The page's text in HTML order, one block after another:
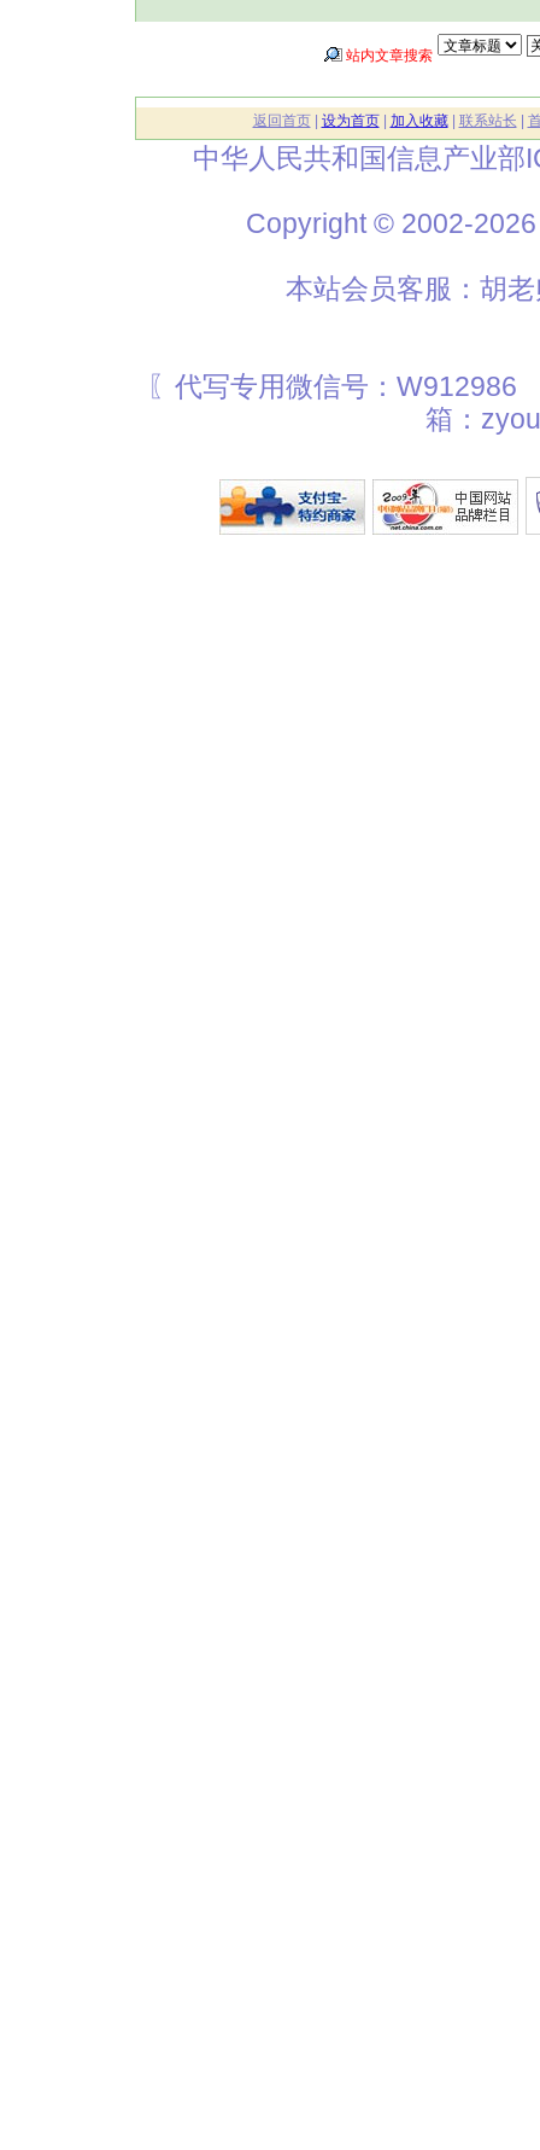
站内文章搜索
返回首页| 设为首页| 加入收藏| 联系站长
中华人民共和国信息产业部
Copyright © 2002-
本站会员客服：胡
〖代写专用微信号：
箱：